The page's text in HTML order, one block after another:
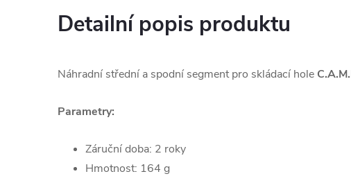
Detailní popis produktu
Náhradní střední a spodní segment pro skládací hole
Parametry:
Záruční doba: 2 roky
Hmotnost: 164 g